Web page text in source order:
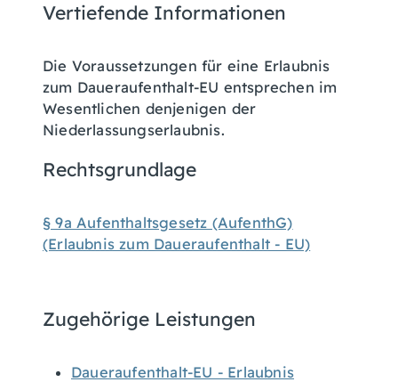
Vertiefende Informationen
Die Voraussetzungen für eine Erlaubnis
zum Daueraufenthalt-EU entsprechen im
Wesentlichen denjenigen der
Niederlassungserlaubnis.
Rechtsgrundlage
§ 9a Aufenthaltsgesetz (AufenthG)
(Erlaubnis zum Daueraufenthalt - EU)
Zugehörige Leistungen
Daueraufenthalt-EU - Erlaubnis